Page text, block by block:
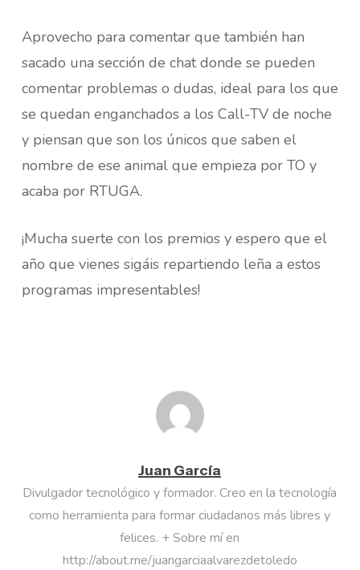
Aprovecho para comentar que también han
sacado una sección de chat donde se pueden
comentar problemas o dudas, ideal para los que
se quedan enganchados a los Call-TV de noche
y piensan que son los únicos que saben el
nombre de ese animal que empieza por TO y
acaba por RTUGA.
¡Mucha suerte con los premios y espero que el
año que vienes sigáis repartiendo leña a estos
programas impresentables!
Juan García
Divulgador tecnológico y formador. Creo en la tecnología
como herramienta para formar ciudadanos más libres y
felices. + Sobre mí en
http://about.me/juangarciaalvarezdetoledo